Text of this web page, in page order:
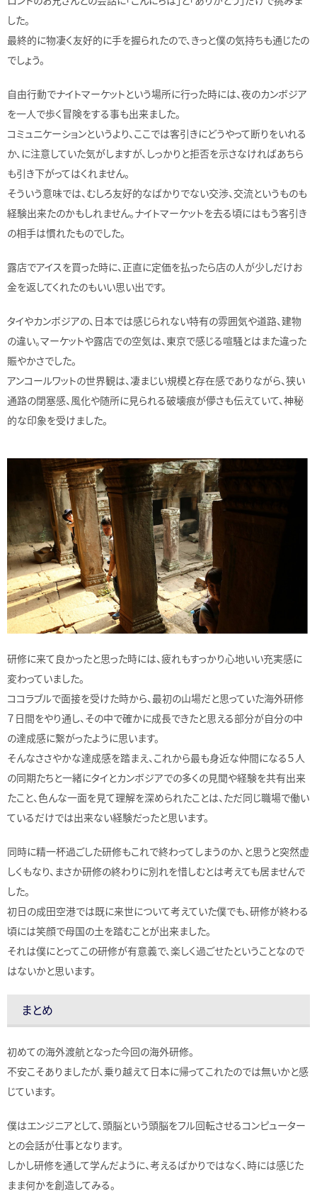
した。
最終的に物凄く友好的に手を握られたので、きっと僕の気持ちも通じたの
でしょう。
自由行動でナイトマーケットという場所に行った時には、夜のカンボジア
を一人で歩く冒険をする事も出来ました。
コミュニケーションというより、ここでは客引きにどうやって断りをいれる
か、に注意していた気がしますが、しっかりと拒否を示さなければあちら
も引き下がってはくれません。
そういう意味では、むしろ友好的なばかりでない交渉、交流というものも
経験出来たのかもしれません。ナイトマーケットを去る頃にはもう客引き
の相手は慣れたものでした。
露店でアイスを買った時に、正直に定価を払ったら店の人が少しだけお
金を返してくれたのもいい思い出です。
タイやカンボジアの、日本では感じられない特有の雰囲気や道路、建物
の違い。マーケットや露店での空気は、東京で感じる喧騒とはまた違った
賑やかさでした。
アンコールワットの世界観は、凄まじい規模と存在感でありながら、狭い
通路の閉塞感、風化や随所に見られる破壊痕が儚さも伝えていて、神秘
的な印象を受けました。
研修に来て良かったと思った時には、疲れもすっかり心地いい充実感に
変わっていました。
ココラブルで面接を受けた時から、最初の山場だと思っていた海外研修
７日間をやり通し、その中で確かに成長できたと思える部分が自分の中
の達成感に繋がったように思います。
そんなささやかな達成感を踏まえ、これから最も身近な仲間になる５人
の同期たちと一緒にタイとカンボジアでの多くの見聞や経験を共有出来
たこと、色んな一面を見て理解を深められたことは、ただ同じ職場で働い
ているだけでは出来ない経験だったと思います。
同時に精一杯過ごした研修もこれで終わってしまうのか、と思うと突然虚
しくもなり、まさか研修の終わりに別れを惜しむとは考えても居ませんで
した。
初日の成田空港では既に来世について考えていた僕でも、研修が終わる
頃には笑顔で母国の土を踏むことが出来ました。
それは僕にとってこの研修が有意義で、楽しく過ごせたということなので
はないかと思います。
まとめ
初めての海外渡航となった今回の海外研修。
不安こそありましたが、乗り越えて日本に帰ってこれたのでは無いかと感
じています。
僕はエンジニアとして、頭脳という頭脳をフル回転させるコンピューター
との会話が仕事となります。
しかし研修を通して学んだように、考えるばかりではなく、時には感じた
まま何かを創造してみる。